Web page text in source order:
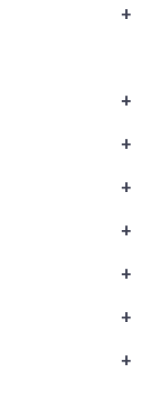
+
+
+
+
+
+
+
+